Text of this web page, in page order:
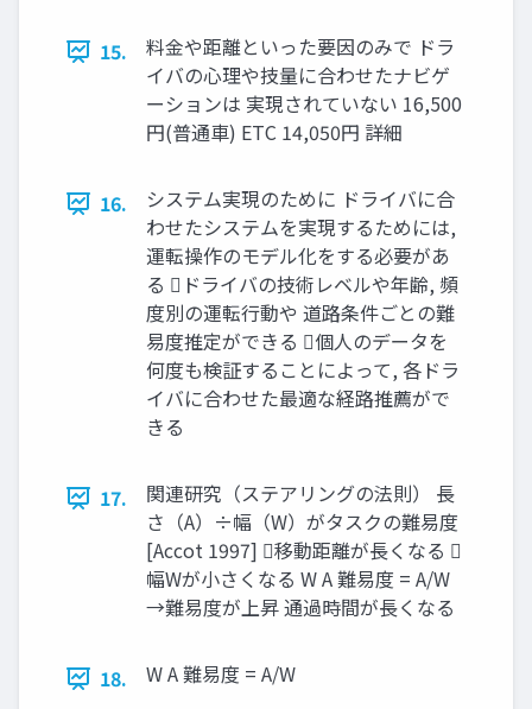
15.
料金や距離といった要因のみで ドラ
イバの心理や技量に合わせたナビゲ
ーションは 実現されていない 16,500
円(普通車) ETC 14,050円 詳細
16.
システム実現のために ドライバに合
わせたシステムを実現するためには,
運転操作のモデル化をする必要があ
る ドライバの技術レベルや年齢, 頻
度別の運転行動や 道路条件ごとの難
易度推定ができる 個人のデータを
何度も検証することによって, 各ドラ
イバに合わせた最適な経路推薦がで
きる
17.
関連研究（ステアリングの法則） 長
さ（A）÷幅（W）がタスクの難易度
[Accot 1997] 移動距離が長くなる 
幅Wが小さくなる W A 難易度 = A/W
→難易度が上昇 通過時間が長くなる
18. W A 難易度 = A/W